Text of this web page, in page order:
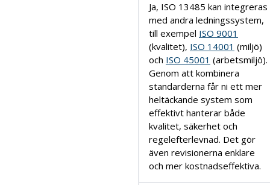
Ja, ISO 13485 kan integreras
med andra ledningssystem,
till exempel ISO 9001
(kvalitet), ISO 14001 (miljö)
och ISO 45001 (arbetsmiljö).
Genom att kombinera
standarderna får ni ett mer
heltäckande system som
effektivt hanterar både
kvalitet, säkerhet och
regelefterlevnad. Det gör
även revisionerna enklare
och mer kostnadseffektiva.